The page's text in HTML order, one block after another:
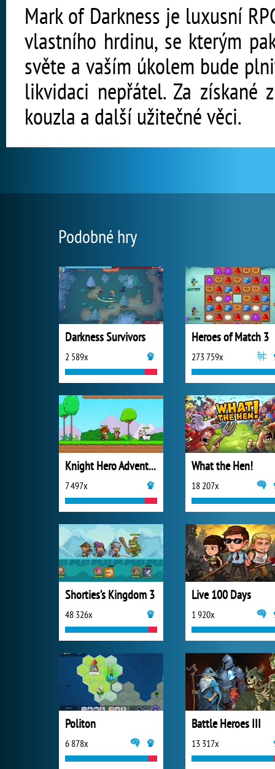
Mark of Darkness je luxusní
vlastního hrdinu, se kterým
světe a vaším úkolem bude
likvidaci nepřátel. Za získané
kouzla a další užitečné věci.
Podobné hry
Darkness Survivors
2 589x
Heroes of Match 3
273 759x
Knight Hero Adventure Idle RPG
7 497x
What the Hen!
18 207x
Shorties’s Kingdom 3
48 326x
Live 100 Days
1 920x
Politon
6 878x
Battle Heroes III
13 317x